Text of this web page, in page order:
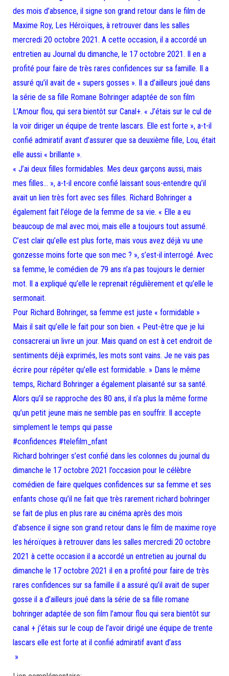
des mois d’absence, il signe son grand retour dans le film de
Maxime Roy, Les Héroïques, à retrouver dans les salles
mercredi 20 octobre 2021. A cette occasion, il a accordé un
entretien au Journal du dimanche, le 17 octobre 2021. Il en a
profité pour faire de très rares confidences sur sa famille. Il a
assuré qu’il avait de « supers gosses ». Il a d’ailleurs joué dans
la série de sa fille Romane Bohringer adaptée de son film
L’Amour flou, qui sera bientôt sur Canal+. « J’étais sur le cul de
la voir diriger un équipe de trente lascars. Elle est forte », a-t-il
confié admiratif avant d’assurer que sa deuxième fille, Lou, était
elle aussi « brillante ».
« J’ai deux filles formidables. Mes deux garçons aussi, mais
mes filles… », a-t-il encore confié laissant sous-entendre qu’il
avait un lien très fort avec ses filles. Richard Bohringer a
également fait l’éloge de la femme de sa vie. « Elle a eu
beaucoup de mal avec moi, mais elle a toujours tout assumé.
C’est clair qu’elle est plus forte, mais vous avez déjà vu une
gonzesse moins forte que son mec ? », s’est-il interrogé. Avec
sa femme, le comédien de 79 ans n’a pas toujours le dernier
mot. Il a expliqué qu’elle le reprenait régulièrement et qu’elle le
sermonait.
Pour Richard Bohringer, sa femme est juste « formidable »
Mais il sait qu’elle le fait pour son bien. « Peut-être que je lui
consacrerai un livre un jour. Mais quand on est à cet endroit de
sentiments déjà exprimés, les mots sont vains. Je ne vais pas
écrire pour répéter qu’elle est formidable. » Dans le même
temps, Richard Bohringer a également plaisanté sur sa santé.
Alors qu’il se rapproche des 80 ans, il n’a plus la même forme
qu’un petit jeune mais ne semble pas en souffrir. Il accepte
simplement le temps qui passe
#confidences #telefilm_nfant
Richard bohringer s’est confié dans les colonnes du journal du
dimanche le 17 octobre 2021 l’occasion pour le célèbre
comédien de faire quelques confidences sur sa femme et ses
enfants chose qu’il ne fait que très rarement richard bohringer
se fait de plus en plus rare au cinéma après des mois
d’absence il signe son grand retour dans le film de maxime roye
les héroïques à retrouver dans les salles mercredi 20 octobre
2021 à cette occasion il a accordé un entretien au journal du
dimanche le 17 octobre 2021 il en a profité pour faire de très
rares confidences sur sa famille il a assuré qu’il avait de super
gosse il a d’ailleurs joué dans la série de sa fille romane
bohringer adaptée de son film l’amour flou qui sera bientôt sur
canal + j’étais sur le coup de l’avoir dirigé une équipe de trente
lascars elle est forte at il confié admiratif avant d’ass
»